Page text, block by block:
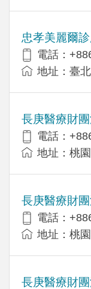
忠孝美麗爾
電話：
地址：臺
長庚醫療財
電話：
地址：桃
長庚醫療財
電話：
地址：桃
長庚醫療財